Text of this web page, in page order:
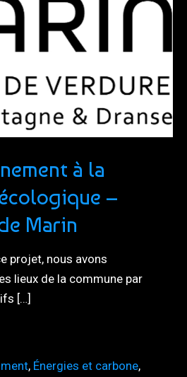
à la
–
Marin
projet, nous avons
lieux de la commune par
[…]
, Énergies et carbone,